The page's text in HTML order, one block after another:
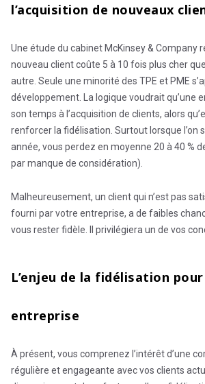
l’acquisition de nouveaux
Une étude du cabinet McKinsey & Company
nouveau client coûte 5 à 10 fois plus cher
autre. Seule une minorité des TPE et PME
développement. La logique voudrait qu’une
son temps à l’acquisition de clients, alors
renforcer la fidélisation. Surtout lorsque l’on
année, vous perdez en moyenne 20 à 40 %
par manque de considération).
Malheureusement, un client qui n’est pas
fourni par votre entreprise, a de faibles
vous rester fidèle. Il privilégiera un de vos
L’enjeu de la fidélisation
entreprise
À présent, vous comprenez l’intérêt d’une
régulière et engageante avec vos clients